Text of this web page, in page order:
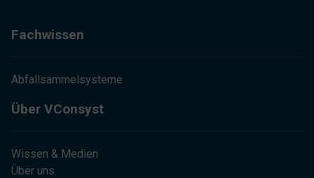
Fachwissen
Abfallsammelsysteme
Über VConsyst
Wissen & Medien
Über uns